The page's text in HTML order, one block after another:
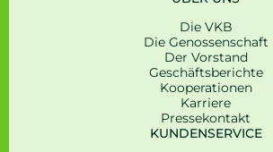
Die VKB
Die Genossenschaft
Der Vorstand
Geschäfts­be­richte
Kooperationen
Karriere
Pressekontakt
KUNDENSERVICE